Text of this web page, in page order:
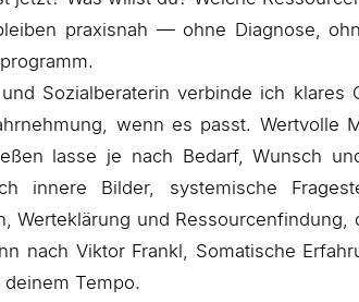
praxisnah — ohne Diagnose,
Sozialberaterin verbinde ich klares
wenn es passt. Wertvolle
lasse je nach Bedarf, Wunsch
innere Bilder, systemische
Werteklärung und Ressourcenfindung,
nach Viktor Frankl, Somatische
Tempo.